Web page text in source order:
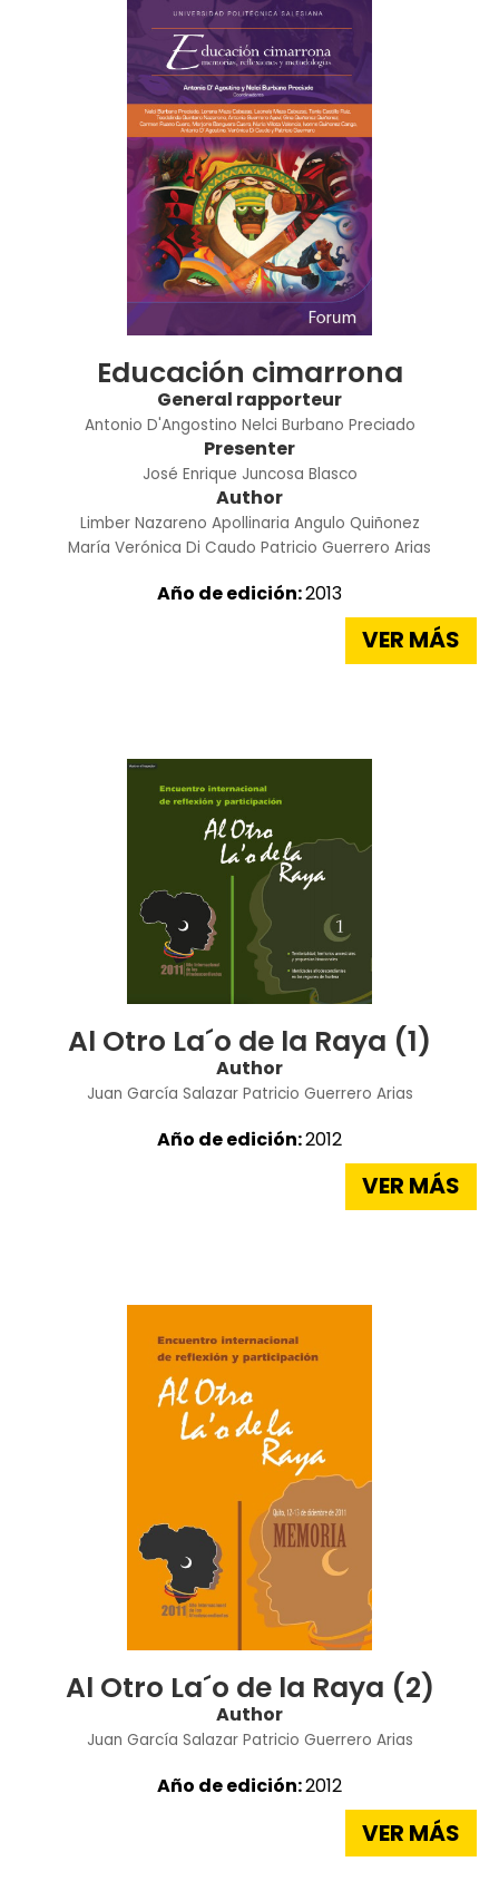
Educación cimarrona
General rapporteur
Antonio D'Angostino Nelci Burbano Preciado
Presenter
José Enrique Juncosa Blasco
Author
Limber Nazareno Apollinaria Angulo Quiñonez
María Verónica Di Caudo Patricio Guerrero Arias
Año de edición:2013
VER MÁS
Al Otro La´o de la Raya (1)
Author
Juan García Salazar Patricio Guerrero Arias
Año de edición:2012
VER MÁS
Al Otro La´o de la Raya (2)
Author
Juan García Salazar Patricio Guerrero Arias
Año de edición:2012
VER MÁS